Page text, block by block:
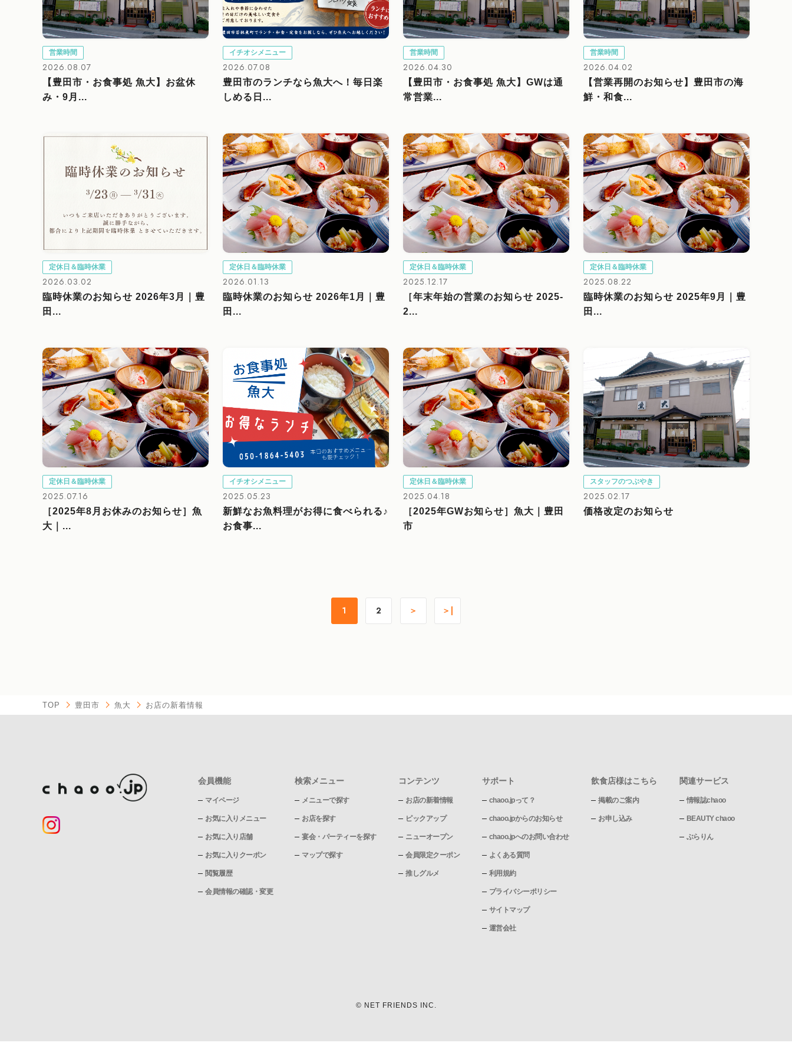
営業時間
2026.08.07
【豊田市・お食事処 魚大】お盆休
み・9月...
イチオシメニュー
2026.07.08
豊田市のランチなら魚大へ！毎日楽
しめる日...
営業時間
2026.04.30
【豊田市・お食事処 魚大】GWは通
常営業...
営業時間
2026.04.02
【営業再開のお知らせ】豊田市の海
鮮・和食...
定休日＆臨時休業
2026.03.02
臨時休業のお知らせ 2026年3月｜豊
田...
定休日＆臨時休業
2026.01.13
臨時休業のお知らせ 2026年1月｜豊
田...
定休日＆臨時休業
2025.12.17
［年末年始の営業のお知らせ 2025-
2...
定休日＆臨時休業
2025.08.22
臨時休業のお知らせ 2025年9月｜豊
田...
定休日＆臨時休業
2025.07.16
［2025年8月お休みのお知らせ］魚
大｜...
イチオシメニュー
2025.05.23
新鮮なお魚料理がお得に食べられる♪
お食事...
定休日＆臨時休業
2025.04.18
［2025年GWお知らせ］魚大｜豊田
市
スタッフのつぶやき
2025.02.17
価格改定のお知らせ
1 2 ＞ ＞|
TOP 豊田市 魚大 お店の新着情報
会員機能
マイページ
お気に入りメニュー
お気に入り店舗
お気に入りクーポン
閲覧履歴
会員情報の確認・変更
検索メニュー
メニューで探す
お店を探す
宴会・パーティーを探す
マップで探す
コンテンツ
お店の新着情報
ピックアップ
ニューオープン
会員限定クーポン
推しグルメ
サポート
chaoo.jpって？
chaoo.jpからのお知らせ
chaoo.jpへのお問い合わせ
よくある質問
利用規約
プライバシーポリシー
サイトマップ
運営会社
飲食店様はこちら
掲載のご案内
お申し込み
関連サービス
情報誌chaoo
BEAUTY chaoo
ぶらりん
© NET FRIENDS INC.